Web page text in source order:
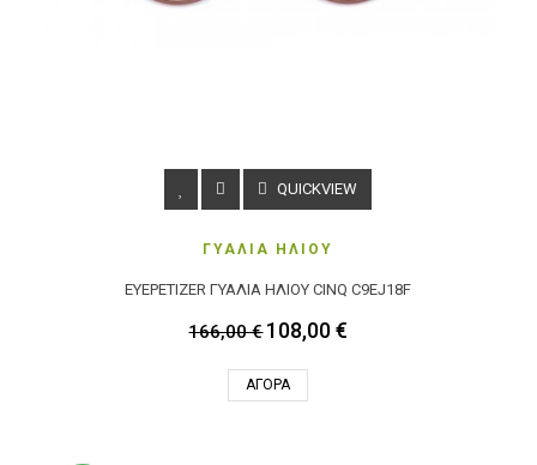
QUICKVIEW
ΓΥΑΛΙΑ ΗΛΙΟΥ
EYEPETIZER ΓΥΑΛΙΑ ΗΛΙΟΥ CINQ C9EJ18F
166,00 €108,00 €
ΑΓΟΡΆ